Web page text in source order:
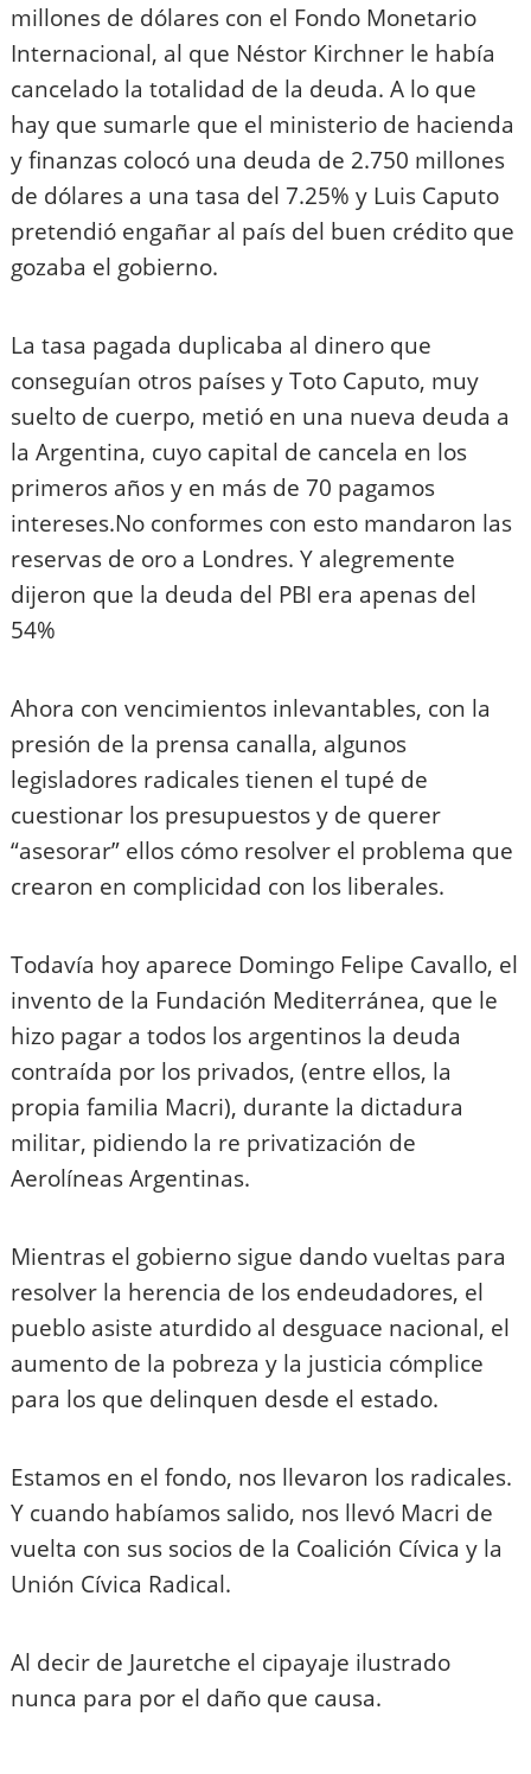
millones de dólares con el Fondo Monetario
Internacional, al que Néstor Kirchner le había
cancelado la totalidad de la deuda. A lo que
hay que sumarle que el ministerio de hacienda
y finanzas colocó una deuda de 2.750 millones
de dólares a una tasa del 7.25% y Luis Caputo
pretendió engañar al país del buen crédito que
gozaba el gobierno.
La tasa pagada duplicaba al dinero que
conseguían otros países y Toto Caputo, muy
suelto de cuerpo, metió en una nueva deuda a
la Argentina, cuyo capital de cancela en los
primeros años y en más de 70 pagamos
intereses.No conformes con esto mandaron las
reservas de oro a Londres. Y alegremente
dijeron que la deuda del PBI era apenas del
54%
Ahora con vencimientos inlevantables, con la
presión de la prensa canalla, algunos
legisladores radicales tienen el tupé de
cuestionar los presupuestos y de querer
“asesorar” ellos cómo resolver el problema que
crearon en complicidad con los liberales.
Todavía hoy aparece Domingo Felipe Cavallo, el
invento de la Fundación Mediterránea, que le
hizo pagar a todos los argentinos la deuda
contraída por los privados, (entre ellos, la
propia familia Macri), durante la dictadura
militar, pidiendo la re privatización de
Aerolíneas Argentinas.
Mientras el gobierno sigue dando vueltas para
resolver la herencia de los endeudadores, el
pueblo asiste aturdido al desguace nacional, el
aumento de la pobreza y la justicia cómplice
para los que delinquen desde el estado.
Estamos en el fondo, nos llevaron los radicales.
Y cuando habíamos salido, nos llevó Macri de
vuelta con sus socios de la Coalición Cívica y la
Unión Cívica Radical.
Al decir de Jauretche el cipayaje ilustrado
nunca para por el daño que causa.